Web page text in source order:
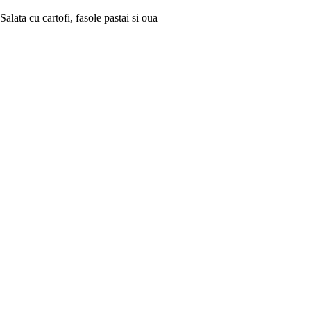
Salata cu cartofi, fasole pastai si oua